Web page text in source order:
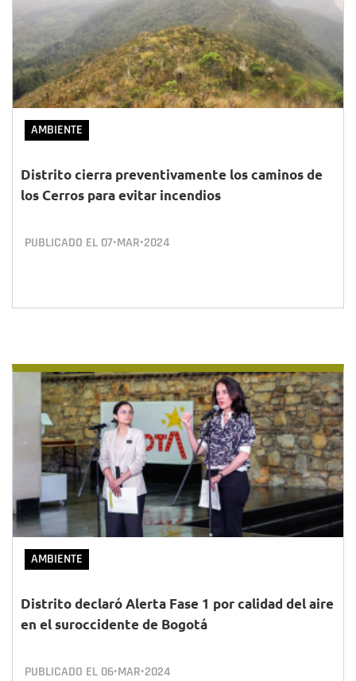
AMBIENTE
Distrito cierra preventivamente los caminos de
los Cerros para evitar incendios
PUBLICADO EL 07•MAR•2024
AMBIENTE
Distrito declaró Alerta Fase 1 por calidad del aire
en el suroccidente de Bogotá
PUBLICADO EL 06•MAR•2024